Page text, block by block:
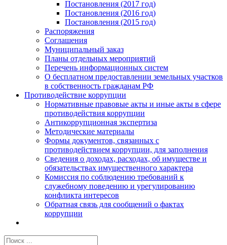
Постановления (2017 год)
Постановления (2016 год)
Постановления (2015 год)
Распоряжения
Соглашения
Муниципальный заказ
Планы отдельных мероприятий
Перечень информационных систем
О бесплатном предоставлении земельных участков
в собственность гражданам РФ
Противодействие коррупции
Нормативные правовые акты и иные акты в сфере
противодействия коррупции
Антикоррупционная экспертиза
Методические материалы
Формы документов, связанных с
противодействием коррупции, для заполнения
Сведения о доходах, расходах, об имуществе и
обязательствах имущественного характера
Комиссия по соблюдению требований к
служебному поведению и урегулированию
конфликта интересов
Обратная связь для сообщений о фактах
коррупции
Результат